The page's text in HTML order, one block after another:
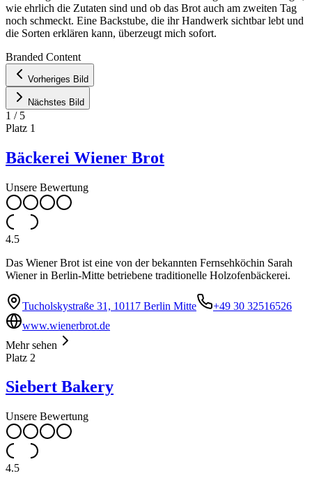
wie ehrlich die Zutaten sind und ob das Brot auch am zweiten Tag
noch schmeckt. Eine Backstube, die ihr Handwerk sichtbar lebt und
die Sorten erklären kann, überzeugt mich sofort.
+
−
Branded Content
Vorheriges Bild
Nächstes Bild
1 / 5
Platz 1
Bäckerei Wiener Brot
Unsere Bewertung
4.5
Das Wiener Brot ist eine von der bekannten Fernsehköchin Sarah
Wiener in Berlin-Mitte betriebene traditionelle Holzofenbäckerei.
Tucholskystraße 31, 10117 Berlin Mitte
+49 30 32516526
www.wienerbrot.de
Mehr sehen
Platz 2
Siebert Bakery
Unsere Bewertung
4.5